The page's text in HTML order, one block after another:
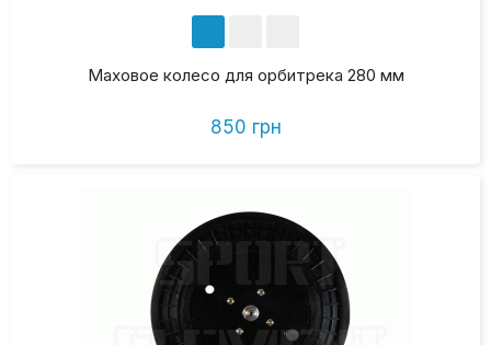
Маховое колесо для орбитрека 280 мм
850 грн